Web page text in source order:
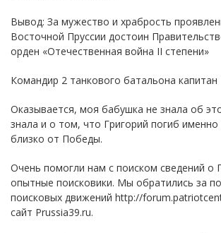
Вывод: За мужество и храбрость
Восточной Пруссии достоин
орден «Отечественная война II степени»
Командир 2 танкового батальона капитан
Оказывается, моя бабушка не знала об
знала и о том, что Григорий погиб именно
близко от Победы.
Очень помогли нам с поиском сведений о
опытные поисковики. Мы обратились за
поисковых движений http://
сайт Prussia39.ru.